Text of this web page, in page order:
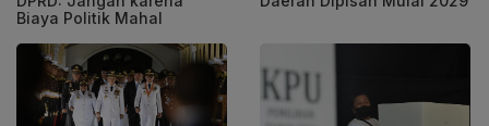
Biaya Politik Mahal